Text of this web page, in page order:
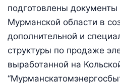
подготовлены документы
Мурманской области в
дополнительной и
структуры по продаже
выработанной на